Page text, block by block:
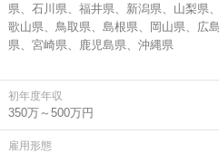
県、石川県、福井県、新潟県、山梨県
歌山県、鳥取県、島根県、岡山県、広
県、宮崎県、鹿児島県、沖縄県
初年度年収
350万～500万円
雇用形態